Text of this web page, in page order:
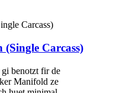
Carcass)
gi benotzt fir de
Manifold ze